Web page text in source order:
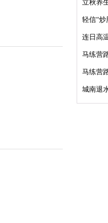
立秋养
轻信“
连日高
马练营
马练营
城南退